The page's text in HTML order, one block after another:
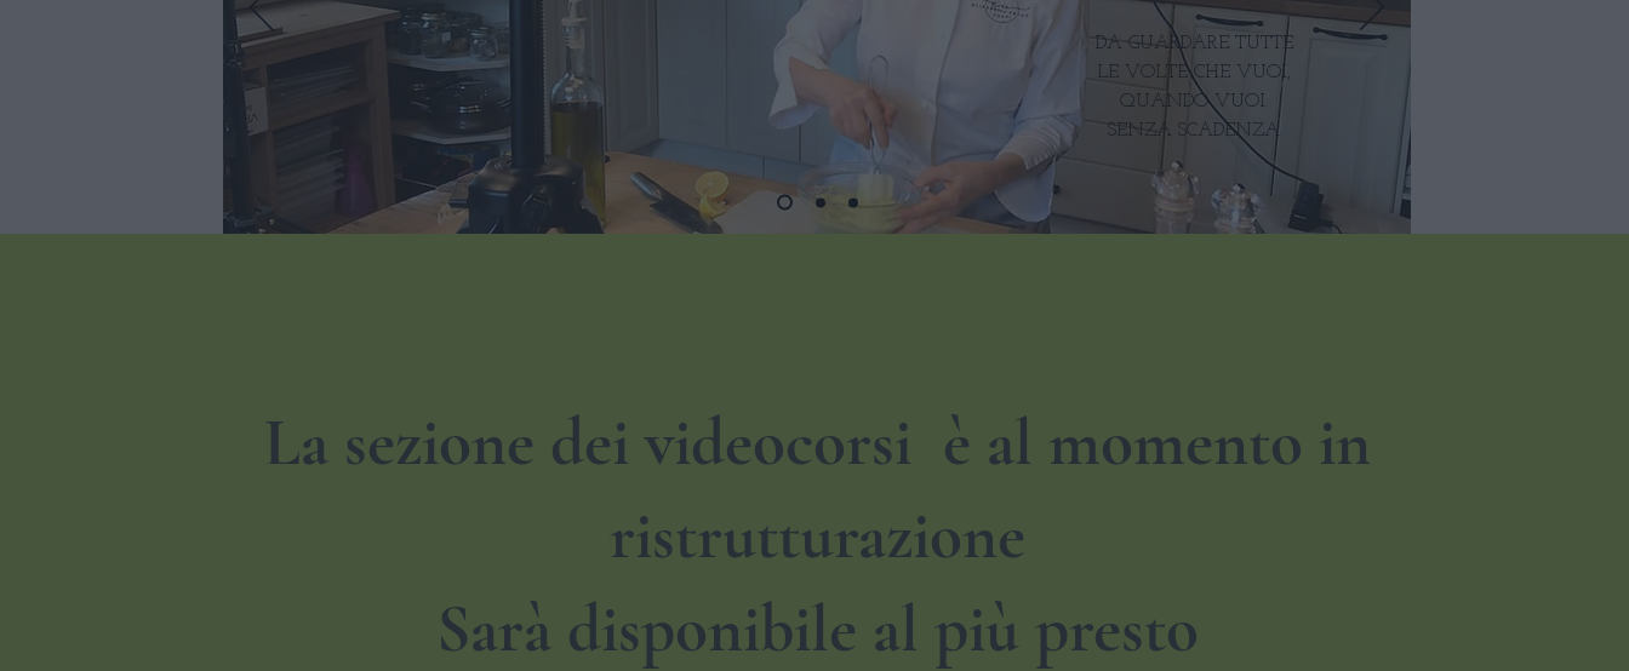
DA GUARDARE TUTTE
LE VOLTE CHE VUOI,
QUANDO VUOI.
SENZA SCADENZA
La sezione dei videocorsi è al momento in
ristrutturazione
Sarà disponibile al più presto